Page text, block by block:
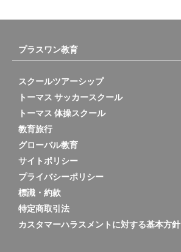
プラスワン教育
スクールツアーシップ
トーマス サッカースクール
トーマス 体操スクール
教育旅行
グローバル教育
サイトポリシー
プライバシーポリシー
標識・約款
特定商取引法
カスタマーハラスメントに対する基本方針